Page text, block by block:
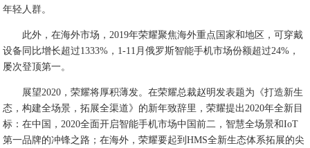
年轻人群。
此外，在海外市场，2019年荣耀聚焦海外重点国家和地区，可穿戴
设备同比增长超过1333%，1-11月俄罗斯智能手机市场份额超过24%，
屡次登顶第一。
展望2020，荣耀将厚积薄发。在荣耀总裁赵明发表题为《打造新生
态，构建全场景，拓展全渠道》的新年致辞里，荣耀提出2020年全新目
标：在中国，2020全面开启智能手机市场中国前二，智慧全场景和IoT
第一品牌的冲锋之路；在海外，荣耀要起到HMS全新生态体系拓展的尖